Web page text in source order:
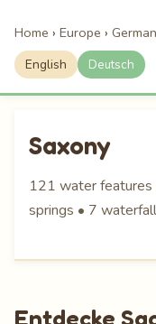
Home › Europe ›
English Deutsch
Saxony
121 water
springs • 7
Entdecke